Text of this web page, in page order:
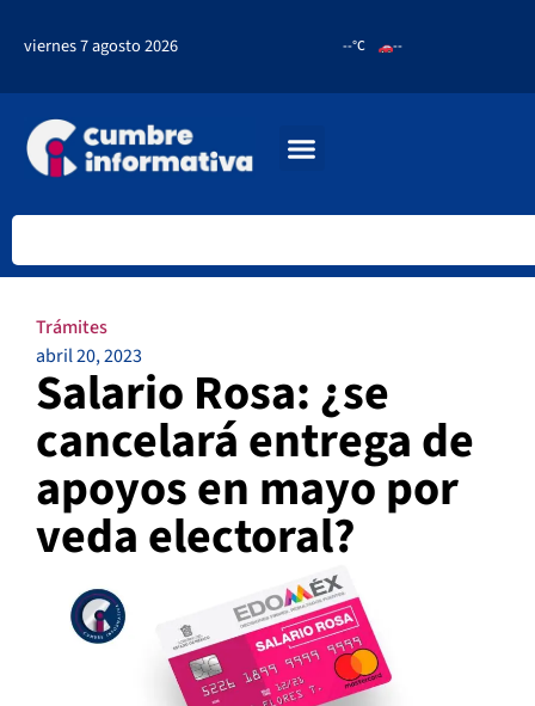
viernes 7 agosto 2026 --°C --
Trámites
abril 20, 2023
Salario Rosa: ¿se
cancelará entrega de
apoyos en mayo por
veda electoral?